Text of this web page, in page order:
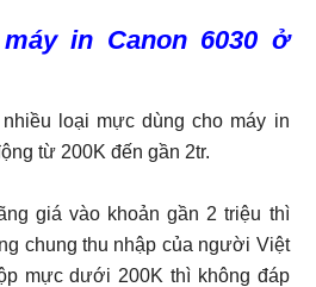
in Canon 6030 ở
loại mực dùng cho máy in
từ 200K đến gần 2tr.
giá vào khoản gần 2 triệu thì
chung thu nhập của người Việt
mực dưới 200K thì không đáp